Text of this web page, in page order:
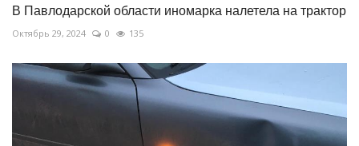
В Павлодарской области иномарка налетела на трактор
Октябрь 29, 2024 0 135